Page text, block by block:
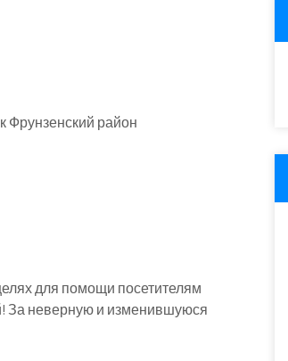
Фрунзенский район
для помощи посетителям
За неверную и изменившуюся